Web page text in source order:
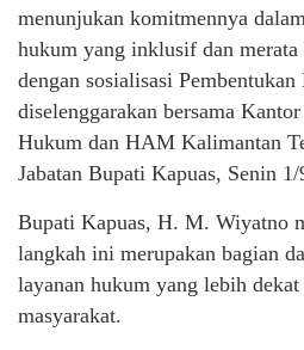
menunjukan komitmennya
hukum yang inklusif dan merata
dengan sosialisasi Pembentukan
diselenggarakan bersama
Hukum dan HAM Kalimantan
Jabatan Bupati Kapuas, Senin
Bupati Kapuas, H. M. Wiyatno
langkah ini merupakan bagian
layanan hukum yang lebih
masyarakat.